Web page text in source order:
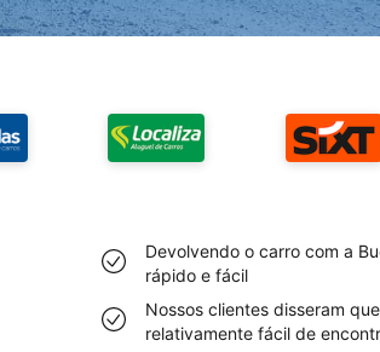
Devolvendo o carro com a
rápido e fácil
Nossos clientes disseram
relativamente fácil de